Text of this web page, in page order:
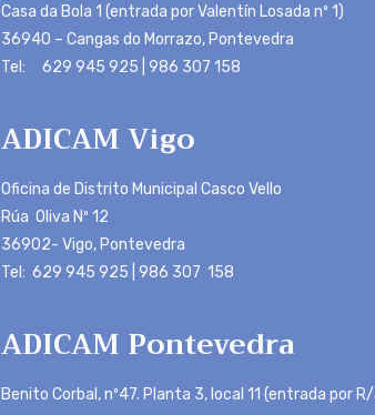
Casa da Bola 1 (entrada por Valentín Losada nº 1)
36940 – Cangas do Morrazo, Pontevedra
Tel: 629 945 925 | 986 307 158
ADICAM Vigo
Oficina de Distrito Municipal Casco Vello
Rúa Oliva Nº 12
36902- Vigo, Pontevedra
Tel: 629 945 925 | 986 307 158
ADICAM Pontevedra
Benito Corbal, nº47. Planta 3, local 11 (entrada por